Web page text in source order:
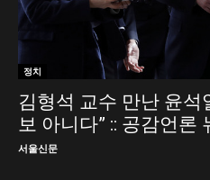
정치
김형석 교수 만난 윤석
보 아니다” :: 공감언론
서울신문